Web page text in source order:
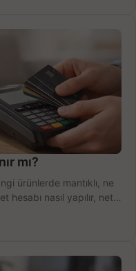
mı?
ürünlerde mantıklı, ne
nasıl yapılır, net